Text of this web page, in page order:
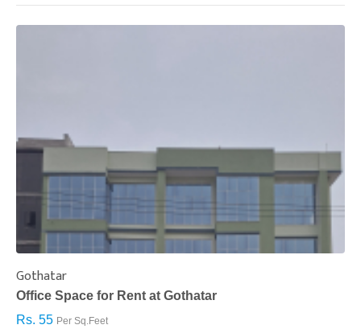
Gothatar
Office Space for Rent at Gothatar
Rs. 55 Per Sq.Feet